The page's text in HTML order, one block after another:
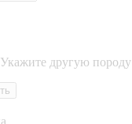
Укажите другую породу